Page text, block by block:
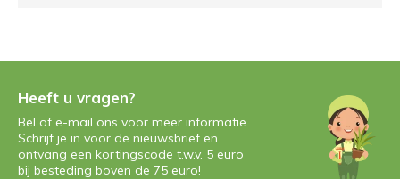
Heeft u vragen?
Bel of e-mail ons voor meer informatie.
Schrijf je in voor de nieuwsbrief en
ontvang een kortingscode t.w.v. 5 euro
bij besteding boven de 75 euro!